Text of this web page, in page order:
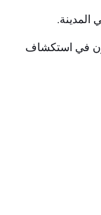
المدينة.
في استكشاف